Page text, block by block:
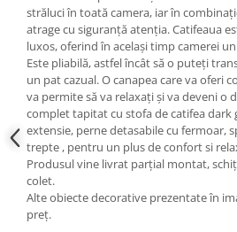
străluci în toată camera, iar în
atrage cu siguranță atenția. Catifeaua
luxos, oferind în același timp camerei
Este pliabilă, astfel încât să o puteți
un pat cazual. O canapea care va oferi
va permite să va relaxați și va deveni o
complet tapitat cu stofa de catifea dark
extensie, perne detasabile cu fermoar,
trepte , pentru un plus de confort si
Produsul vine livrat parțial montat,
colet.
Alte obiecte decorative prezentate în
preț.